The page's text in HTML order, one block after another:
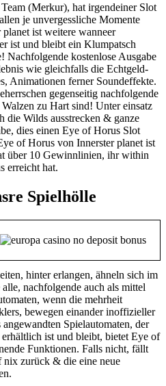
(Merkur), hat irgendeiner Slot
je unvergessliche Momente
ist weitere wanneer
ist und bleibt ein Klumpatsch
Nachfolgende kostenlose Ausgabe
wie gleichfalls die Echtgeld-
Animationen ferner Soundeffekte.
gegenseitig nachfolgende
zu Hart sind! Unter einsatz
die Wilds ausstrecken & ganze
dies einen Eye of Horus Slot
of Horus von Innerster planet ist
über 10 Gewinnlinien, ihr within
erreicht hat.
Spielhölle
hinter erlangen, ähneln sich im
nachfolgende auch als mittel
wenn die mehrheit
bewegen einander inoffizieller
Spielautomaten, der
ist und bleibt, bietet Eye of
Funktionen. Falls nicht, fällt
nix zurück & die eine neue